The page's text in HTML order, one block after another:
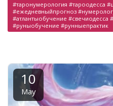
#таронумерология #тароодесса
#ежедневныйпрогноз
#атлантыобучение #свечиодесса
#руныобучение #рунныепрактик
10
May